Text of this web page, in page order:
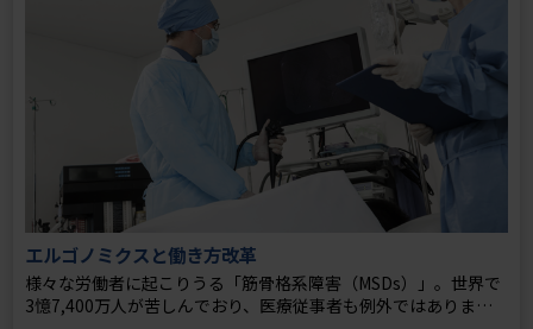
エルゴノミクスと働き方改革
様々な労働者に起こりうる「筋骨格系障害（MSDs）」。世界で
3憶7,400万人が苦しんでおり、医療従事者も例外ではありませ